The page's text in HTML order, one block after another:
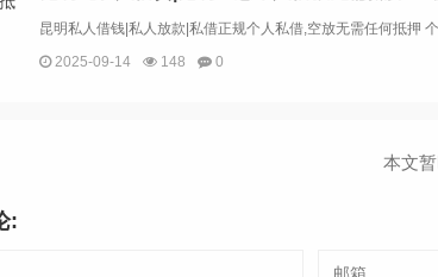
2025-09-14
148 0
本文
: